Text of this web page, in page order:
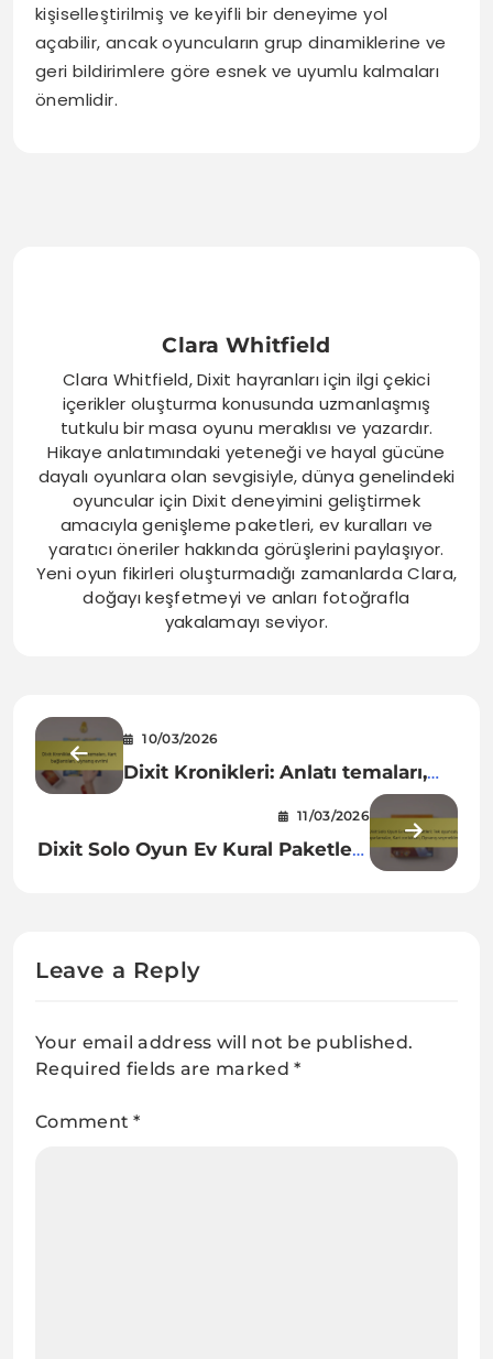
kişiselleştirilmiş ve keyifli bir deneyime yol
açabilir, ancak oyuncuların grup dinamiklerine ve
geri bildirimlere göre esnek ve uyumlu kalmaları
önemlidir.
Clara Whitfield
Clara Whitfield, Dixit hayranları için ilgi çekici
içerikler oluşturma konusunda uzmanlaşmış
tutkulu bir masa oyunu meraklısı ve yazardır.
Hikaye anlatımındaki yeteneği ve hayal gücüne
dayalı oyunlara olan sevgisiyle, dünya genelindeki
oyuncular için Dixit deneyimini geliştirmek
amacıyla genişleme paketleri, ev kuralları ve
yaratıcı öneriler hakkında görüşlerini paylaşıyor.
Yeni oyun fikirleri oluşturmadığı zamanlarda Clara,
doğayı keşfetmeyi ve anları fotoğrafla
yakalamayı seviyor.
10/03/2026
Dixit Kronikleri: Anlatı temaları,
Kart bağlantıları, Oynanış evrimi
11/03/2026
Dixit Solo Oyun Ev Kural Paketleri:
Leave a Reply
Your email address will not be published.
Required fields are marked*
Comment*